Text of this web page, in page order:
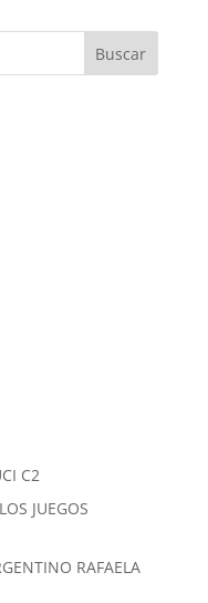
C2
JUEGOS
RAFAELA